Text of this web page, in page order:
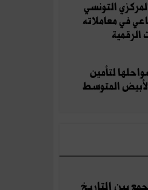
التونسي
في معاملاته
الرقمية
لتأمين
الأبيض المتوسط
بين التاريخ